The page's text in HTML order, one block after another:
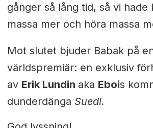
gånger så lång tid, så vi hade
massa mer och höra massa
Mot slutet bjuder Babak på
världspremiär: en exklusiv
av Erik Lundin aka Ebois
dunderdänga Suedi.